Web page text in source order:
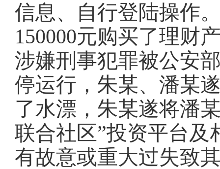
信息、自行登陆操作
150000元购买了理财
涉嫌刑事犯罪被公安
停运行，朱某、潘某
了水漂，朱某遂将潘
联合社区”投资平台及
有故意或重大过失致